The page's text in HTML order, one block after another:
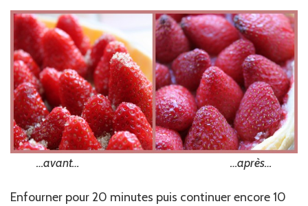
…avant… …après…
Enfourner pour 20 minutes puis continuer encore 10